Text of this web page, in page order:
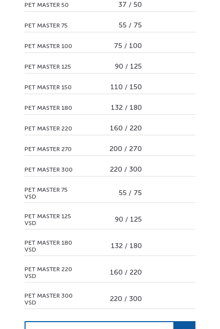
PET MASTER 50 37 / 50
PET MASTER 75 55 / 75
PET MASTER 100 75 / 100
PET MASTER 125 90 / 125
PET MASTER 150 110 / 150
PET MASTER 180 132 / 180
PET MASTER 220 160 / 220
PET MASTER 270 200 / 270
PET MASTER 300 220 / 300
PET MASTER 75
VSD
55 / 75
PET MASTER 125
VSD
90 / 125
PET MASTER 180
VSD
132 / 180
PET MASTER 220
VSD
160 / 220
PET MASTER 300
VSD
220 / 300